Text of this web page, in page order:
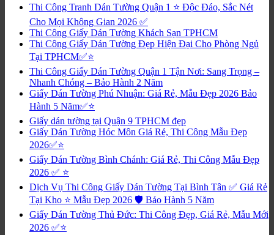
Thi Công Tranh Dán Tường Quận 1 ⭐ Độc Đáo, Sắc Nét
Cho Mọi Không Gian 2026 ✅
Thi Công Giấy Dán Tường Khách Sạn TPHCM
Thi Công Giấy Dán Tường Đẹp Hiện Đại Cho Phòng Ngủ
Tại TPHCM✅⭐
Thi Công Giấy Dán Tường Quận 1 Tận Nơi: Sang Trọng –
Nhanh Chóng – Bảo Hành 2 Năm
Giấy Dán Tường Phú Nhuận: Giá Rẻ, Mẫu Đẹp 2026 Bảo
Hành 5 Năm✅⭐
Giấy dán tường tại Quận 9 TPHCM đẹp
Giấy Dán Tường Hóc Môn Giá Rẻ, Thi Công Mẫu Đẹp
2026✅⭐
Giấy Dán Tường Bình Chánh: Giá Rẻ, Thi Công Mẫu Đẹp
2026 ✅ ⭐
Dịch Vụ Thi Công Giấy Dán Tường Tại Bình Tân ✅ Giá Rẻ
Tại Kho ⭐ Mẫu Đẹp 2026 🛡️ Bảo Hành 5 Năm
Giấy Dán Tường Thủ Đức: Thi Công Đẹp, Giá Rẻ, Mẫu Mới
2026 ✅⭐